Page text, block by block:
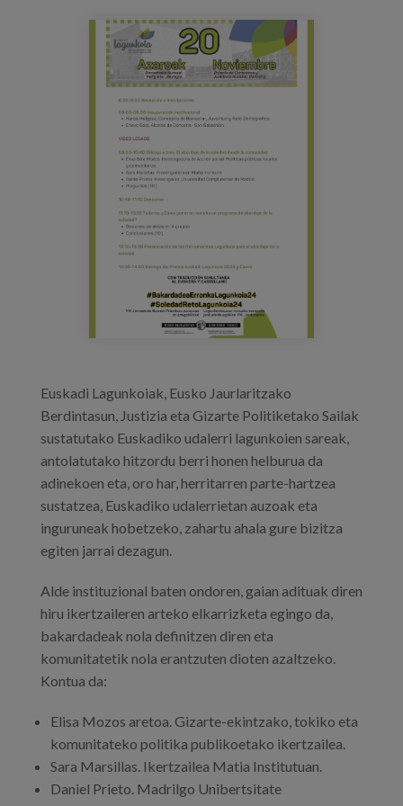
Egizu lan gurekin
Euskadi Lagunkoiak, Eusko Jaurlaritzako
Berdintasun, Justizia eta Gizarte Politiketako Sailak
sustatutako Euskadiko udalerri lagunkoien sareak,
antolatutako hitzordu berri honen helburua da
adinekoen eta, oro har, herritarren parte-hartzea
sustatzea, Euskadiko udalerrietan auzoak eta
inguruneak hobetzeko, zahartu ahala gure bizitza
egiten jarrai dezagun.
Alde instituzional baten ondoren, gaian adituak diren
hiru ikertzaileren arteko elkarrizketa egingo da,
bakardadeak nola definitzen diren eta
komunitatetik nola erantzuten dioten azaltzeko.
Kontua da:
Elisa Mozos aretoa. Gizarte-ekintzako, tokiko eta
komunitateko politika publikoetako ikertzailea.
Sara Marsillas. Ikertzailea Matia Institutuan.
Daniel Prieto. Madrilgo Unibertsitate